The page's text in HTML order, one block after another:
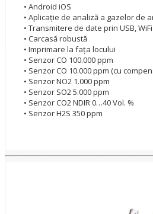
• Android iOS
• Aplicație de analiză a gazelor de
• Transmitere de date prin USB,
• Carcasă robustă
• Imprimare la fața locului
• Senzor CO 100.000 ppm
• Senzor CO 10.000 ppm (cu
• Senzor NO2 1.000 ppm
• Senzor SO2 5.000 ppm
• Senzor CO2 NDIR 0…40 Vol. %
• Senzor H2S 350 ppm